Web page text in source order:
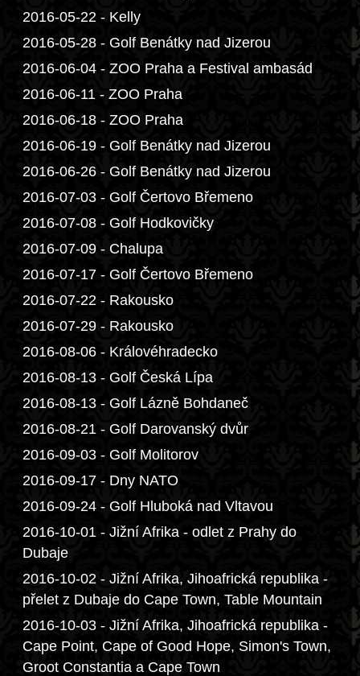
2016-05-22 - Kelly
2016-05-28 - Golf Benátky nad Jizerou
2016-06-04 - ZOO Praha a Festival ambasád
2016-06-11 - ZOO Praha
2016-06-18 - ZOO Praha
2016-06-19 - Golf Benátky nad Jizerou
2016-06-26 - Golf Benátky nad Jizerou
2016-07-03 - Golf Čertovo Břemeno
2016-07-08 - Golf Hodkovičky
2016-07-09 - Chalupa
2016-07-17 - Golf Čertovo Břemeno
2016-07-22 - Rakousko
2016-07-29 - Rakousko
2016-08-06 - Královéhradecko
2016-08-13 - Golf Česká Lípa
2016-08-13 - Golf Lázně Bohdaneč
2016-08-21 - Golf Darovanský dvůr
2016-09-03 - Golf Molitorov
2016-09-17 - Dny NATO
2016-09-24 - Golf Hluboká nad Vltavou
2016-10-01 - Jižní Afrika - odlet z Prahy do
Dubaje
2016-10-02 - Jižní Afrika, Jihoafrická republika -
přelet z Dubaje do Cape Town, Table Mountain
2016-10-03 - Jižní Afrika, Jihoafrická republika -
Cape Point, Cape of Good Hope, Simon's Town,
Groot Constantia a Cape Town